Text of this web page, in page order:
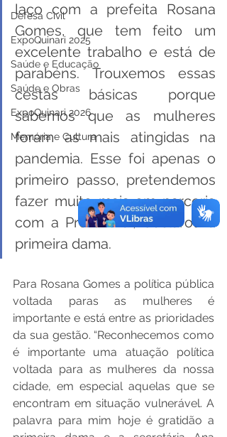
Defesa Civil
ExpoQuinari 2025
Saúde e Educação
Saúde e Obras
ExpoQuinari 2026
Memória e Cultura
laço com a prefeita Rosana
Gomes, que tem feito um
excelente trabalho e está de
parabéns. Trouxemos essas
cestas básicas porque
sabemos que as mulheres
foram as mais atingidas na
pandemia. Esse foi apenas o
primeiro passo, pretendemos
fazer muito mais em parceria
com a Prefeitura”, declarou a
primeira dama.
Para Rosana Gomes a política pública
voltada paras as mulheres é
importante e está entre as prioridades
da sua gestão. “Reconhecemos como
é importante uma atuação política
voltada para as mulheres da nossa
cidade, em especial aquelas que se
encontram em situação vulnerável. A
palavra para mim hoje é gratidão a